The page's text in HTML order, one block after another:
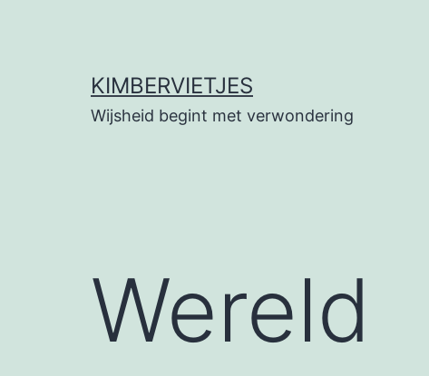
KIMBERVIETJES
Wijsheid begint met verwondering
Wereld